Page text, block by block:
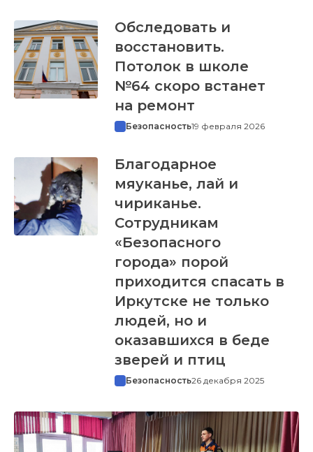
Обследовать и
восстановить.
Потолок в школе
№64 скоро встанет
на ремонт
Безопасность19 февраля 2026
Благодарное
мяуканье, лай и
чириканье.
Сотрудникам
«Безопасного
города» порой
приходится спасать в
Иркутске не только
людей, но и
оказавшихся в беде
зверей и птиц
Безопасность26 декабря 2025